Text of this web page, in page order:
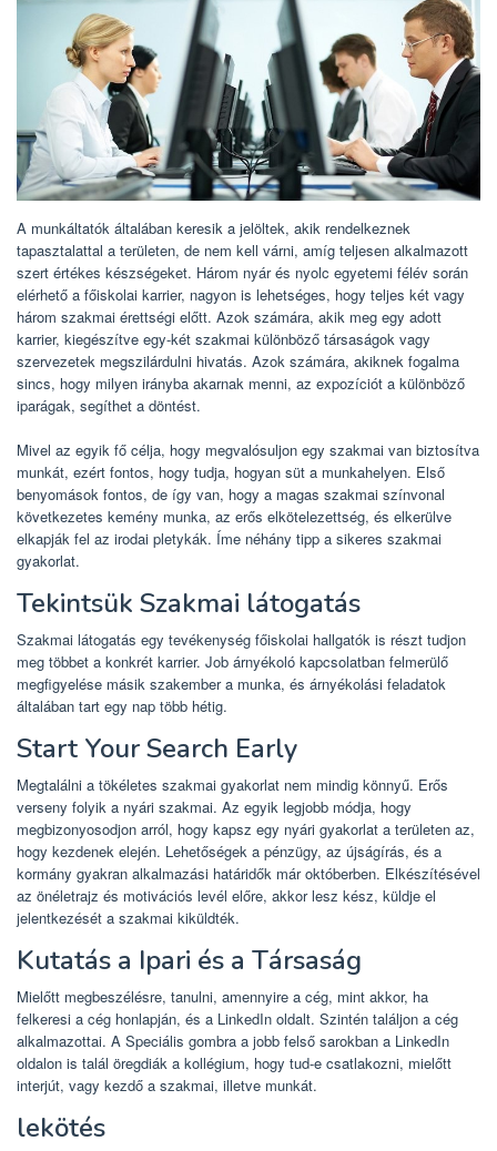
A munkáltatók általában keresik a jelöltek, akik rendelkeznek
tapasztalattal a területen, de nem kell várni, amíg teljesen alkalmazott
szert értékes készségeket. Három nyár és nyolc egyetemi félév során
elérhető a főiskolai karrier, nagyon is lehetséges, hogy teljes két vagy
három szakmai érettségi előtt. Azok számára, akik meg egy adott
karrier, kiegészítve egy-két szakmai különböző társaságok vagy
szervezetek megszilárdulni hivatás. Azok számára, akiknek fogalma
sincs, hogy milyen irányba akarnak menni, az expozíciót a különböző
iparágak, segíthet a döntést.
Mivel az egyik fő célja, hogy megvalósuljon egy szakmai van biztosítva
munkát, ezért fontos, hogy tudja, hogyan süt a munkahelyen. Első
benyomások fontos, de így van, hogy a magas szakmai színvonal
következetes kemény munka, az erős elkötelezettség, és elkerülve
elkapják fel az irodai pletykák. Íme néhány tipp a sikeres szakmai
gyakorlat.
Tekintsük Szakmai látogatás
Szakmai látogatás egy tevékenység főiskolai hallgatók is részt tudjon
meg többet a konkrét karrier. Job árnyékoló kapcsolatban felmerülő
megfigyelése másik szakember a munka, és árnyékolási feladatok
általában tart egy nap több hétig.
Start Your Search Early
Megtalálni a tökéletes szakmai gyakorlat nem mindig könnyű. Erős
verseny folyik a nyári szakmai. Az egyik legjobb módja, hogy
megbizonyosodjon arról, hogy kapsz egy nyári gyakorlat a területen az,
hogy kezdenek elején. Lehetőségek a pénzügy, az újságírás, és a
kormány gyakran alkalmazási határidők már októberben. Elkészítésével
az önéletrajz és motivációs levél előre, akkor lesz kész, küldje el
jelentkezését a szakmai kiküldték.
Kutatás a Ipari és a Társaság
Mielőtt megbeszélésre, tanulni, amennyire a cég, mint akkor, ha
felkeresi a cég honlapján, és a LinkedIn oldalt. Szintén találjon a cég
alkalmazottai. A Speciális gombra a jobb felső sarokban a LinkedIn
oldalon is talál öregdiák a kollégium, hogy tud-e csatlakozni, mielőtt
interjút, vagy kezdő a szakmai, illetve munkát.
lekötés